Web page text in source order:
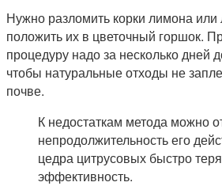
Нужно разломить корки лимона или
положить их в цветочный горшок.
процедуру надо за несколько дней
чтобы натуральные отходы не
почве.
К недостаткам метода можно
непродолжительность его
цедра цитрусовых быстро
эффективность.